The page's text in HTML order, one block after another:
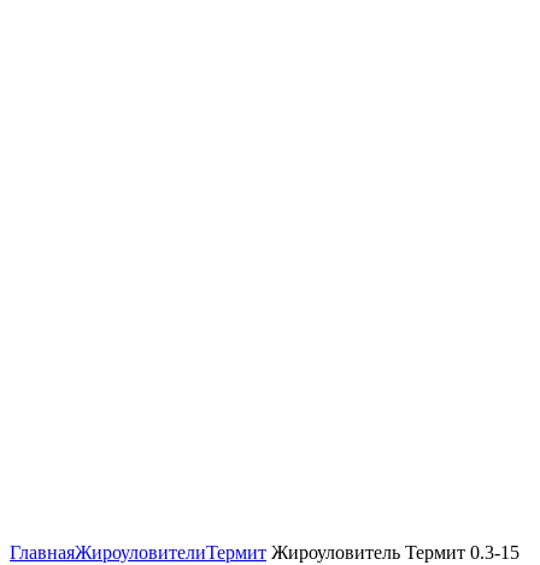
ГлавнаяЖироуловителиТермит Жироуловитель Термит 0.3-15